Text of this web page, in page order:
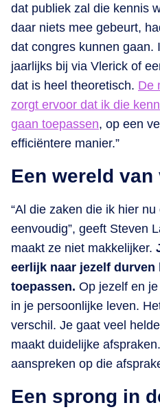
dat publiek zal die kennis
daar niets mee gebeurt,
dat congres kunnen gaan.
jaarlijks bij via Vlerick of
dat is heel theoretisch. De
zorgt ervoor dat ik die
gaan toepassen, op een
efficiëntere manier.”
Een wereld
“Al die zaken die ik hier
eenvoudig”, geeft Steven
maakt ze niet makkelijker.
eerlijk naar jezelf
toepassen. Op jezelf en
in je persoonlijke leven.
verschil. Je gaat veel
maakt duidelijke
aanspreken op die
Een sprong in